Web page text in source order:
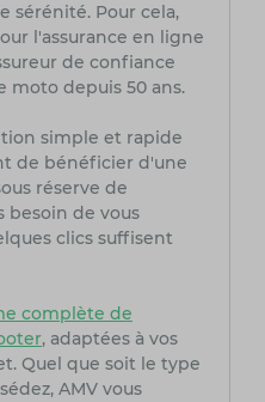
sérénité. Pour cela,
l'assurance en ligne
de confiance
moto depuis 50 ans.
simple et rapide
de bénéficier d'une
réserve de
besoin de vous
clics suffisent
complète de
, adaptées à vos
Quel que soit le type
AMV vous